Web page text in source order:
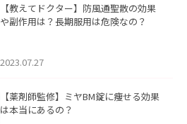
【教えてドクター】防風通聖散の効果
や副作用は？長期服用は危険なの？
2023.07.27
【薬剤師監修】ミヤBM錠に痩せる効果
は本当にあるの？